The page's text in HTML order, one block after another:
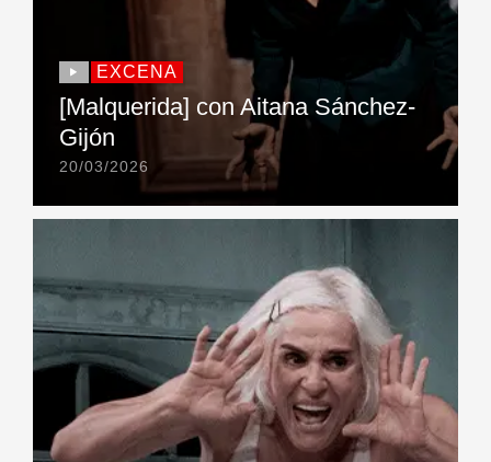
EXCENA
[Malquerida] con Aitana Sánchez-
Gijón
20/03/2026